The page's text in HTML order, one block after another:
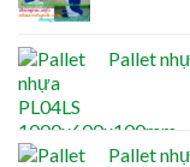
Pallet
Pallet